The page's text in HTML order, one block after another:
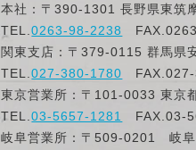
本社：〒390-1301 長野県東筑
TEL.0263-98-2238
関東支店：〒379-0115 群馬県
TEL.027-380-1780 FAX.027-
東京営業所：〒101-0033 東京
TEL.03-5657-1281
FAX.03-
岐阜営業所：〒509-0201 岐阜